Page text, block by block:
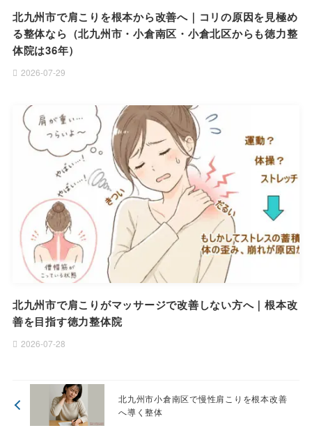
北九州市で肩こりを根本から改善へ｜コリの原因を見極め
る整体なら（北九州市・小倉南区・小倉北区からも徳力整
体院は36年）
2026-07-29
北九州市で肩こりがマッサージで改善しない方へ｜根本改
善を目指す徳力整体院
2026-07-28
北九州市小倉南区で慢性肩こりを根本改善
へ導く整体